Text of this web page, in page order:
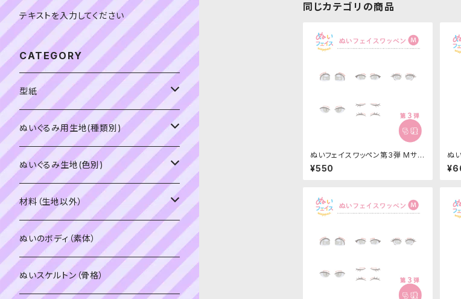
同じカテゴリの商品
ぬいフェイスワッペン第3弾 Mサイ
ズ 各種｜清原株式会社
¥550
ぬ
M
株
テキストを入力してください
CATEGORY
型紙
書籍（紙の本）
PDFデータ（ダウンロード）
ぬいぐるみ用生地(種類別)
ソフトボア（短毛）
ソフトボア（5mm）
ぬいトリコット
スキンカラー生地
ぬいぐるみ生地(色別)
ソフトボア
スキンカラー系
白系
ぬいトリコット
スキンカラー系
材料（生地以外）
アイロン接着シート
ステッチカラー
ぬいのボディ（素体）
ぬいスケルトン（骨格）